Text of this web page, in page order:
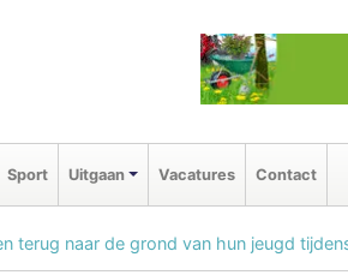
Sport Uitgaan Vacatures Contact
terug naar de grond van hun jeugd